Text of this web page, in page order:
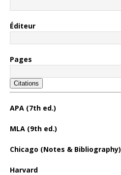
Éditeur
Pages
Citations
APA (7th ed.)
MLA (9th ed.)
Chicago (Notes & Bibliography)
Harvard